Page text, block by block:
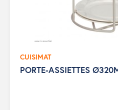
CUISIMAT
PORTE-ASSIETTES